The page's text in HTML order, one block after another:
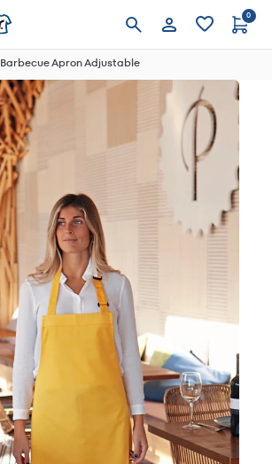
Anmelden
0
Barbecue Apron Adjustable